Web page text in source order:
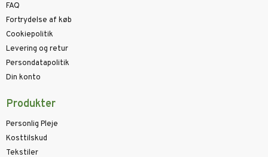
FAQ
Fortrydelse af køb
Cookiepolitik
Levering og retur
Persondatapolitik
Din konto
Produkter
Personlig Pleje
Kosttilskud
Tekstiler